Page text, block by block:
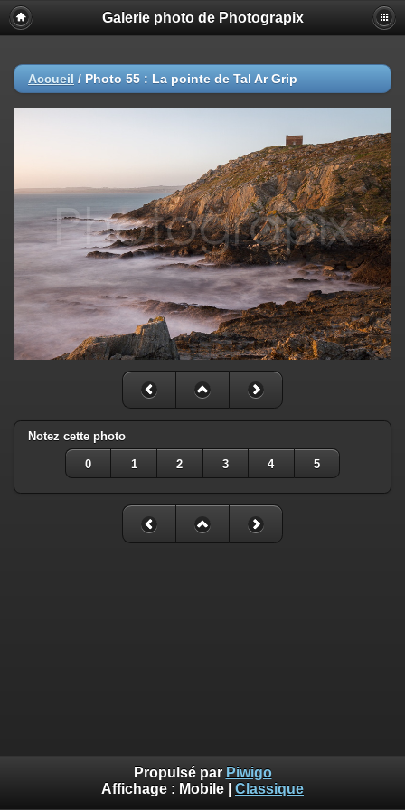
Galerie photo de Photograpix
Accueil / Photo 55 : La pointe de Tal Ar Grip
Notez cette photo
0 1 2 3 4 5
Propulsé par Piwigo
Affichage : Mobile Classique